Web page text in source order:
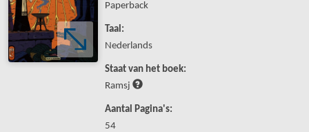
Paperback
Taal:
Nederlands
Staat van het boek:
Ramsj
Aantal Pagina's:
54